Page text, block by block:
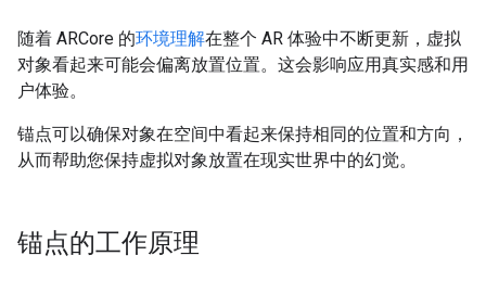
随着 ARCore 的环境理解在整个 AR 体验中不断更新，虚拟
对象看起来可能会偏离放置位置。这会影响应用真实感和用
户体验。
锚点可以确保对象在空间中看起来保持相同的位置和方向，
从而帮助您保持虚拟对象放置在现实世界中的幻觉。
锚点的工作原理